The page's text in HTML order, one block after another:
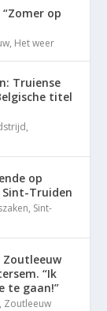
“Zomer op
, Het weer
Truiense
titel
,
op
Truiden
, Sint-
Zoutleeuw
“Ik
te gaan!”
, Zoutleeuw